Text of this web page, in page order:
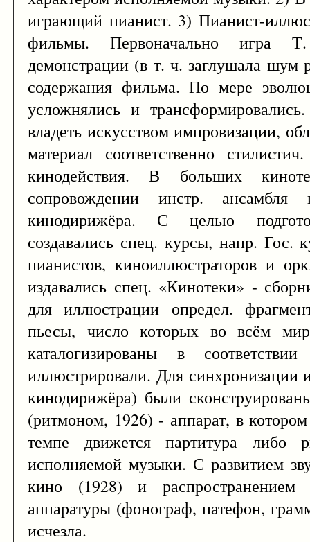
играющий пианист. 3) Пианист-
фильмы. Первоначально игра
демонстрации (в т. ч. заглушала шум
содержания фильма. По мере
усложнялись и
владеть искусством импровизации,
материал соответственно
кинодействия. В больших
сопровождении инстр.
кинодирижёра. С целью
создавались спец. курсы, напр. Гос.
пианистов, киноиллюстраторов и
издавались спец. «Кинотеки» -
для иллюстрации определ.
пьесы, число которых во всём
каталогизированы в
иллюстрировали. Для синхронизации
кинодирижёра) были
(ритмоном, 1926) - аппарат, в
темпе движется партитура либо
исполняемой музыки. С развитием
кино (1928) и распространением
аппаратуры (фонограф, патефон,
исчезла.